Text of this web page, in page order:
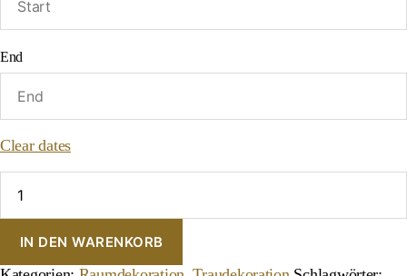
End
Clear dates
Boden-
MengeIN DEN WARENKORB